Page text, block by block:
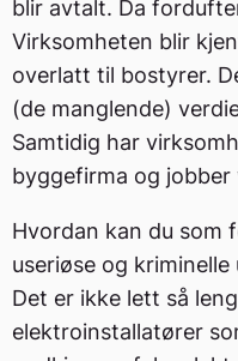
blir avtalt. Da
Virksomheten blir
overlatt til bostyrer.
(de manglende)
Samtidig har
byggefirma og jobber
Hvordan kan du som
useriøse og
Det er ikke lett så
elektroinstallatører